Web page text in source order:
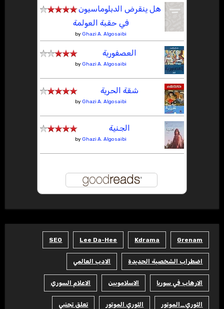
هل ينقرض الدبلوماسيون
في حقبة العولمة
by Ghazi A. Algosaibi
العصفورية
by Ghazi A. Algosaibi
شقة الحرية
by Ghazi A. Algosaibi
الجنية
by Ghazi A. Algosaibi
Grenam
Kdrama
Lee Da-Hee
SEO
اضطراب الشخصية الحديدة الادب العالمي
الارهاب في سوريا الاسلامويين الاعلام السوري
الثوري_الموتور الثوري الموتور تعلق تجنبي